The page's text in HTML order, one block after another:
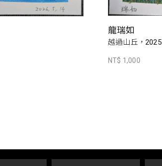
龍瑞如
越過山丘，2025
NT$ 1,000